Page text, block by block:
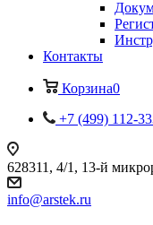
Контакты
Корзина0
+7 (499) 112-
628311, 4/1, 13-й
info@arstek.ru